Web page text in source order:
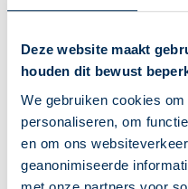
Deze website maakt
houden dit bewust
We gebruiken cookies
personaliseren, om
en om ons
geanonimiseerde
hartritmestoornissen.
De trombosedienst
bloed stolt, hangt af van
Bijvoorbeeld wat u eet.
geven en volg de
Slik dit medicijn elke dag
veranderde dosering
Wordt u geopereerd?